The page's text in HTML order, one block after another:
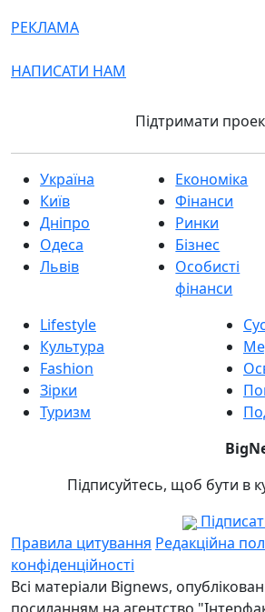
РЕКЛАМА
НАПИСАТИ НАМ
Підтримати
Україна
Київ
Дніпро
Одеса
Львів
Економіка
Фінанси
Ринки
Бізнес
Особисті
фінанси
Lifestyle
Культура
Fashion
Зірки
Туризм
Підписуйтесь, щоб бути в
Правила цитування Редакційна
конфіденційності
Всі матеріали Bignews,